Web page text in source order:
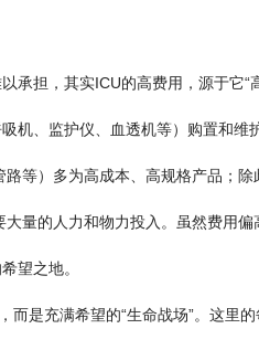
承担，其实ICU的高费用，源于它
机、监护仪、血透机等）购置和维
等）多为高成本、高规格产品；
量的人力和物力投入。虽然费用
望之地。
而是充满希望的“生命战场”。这里